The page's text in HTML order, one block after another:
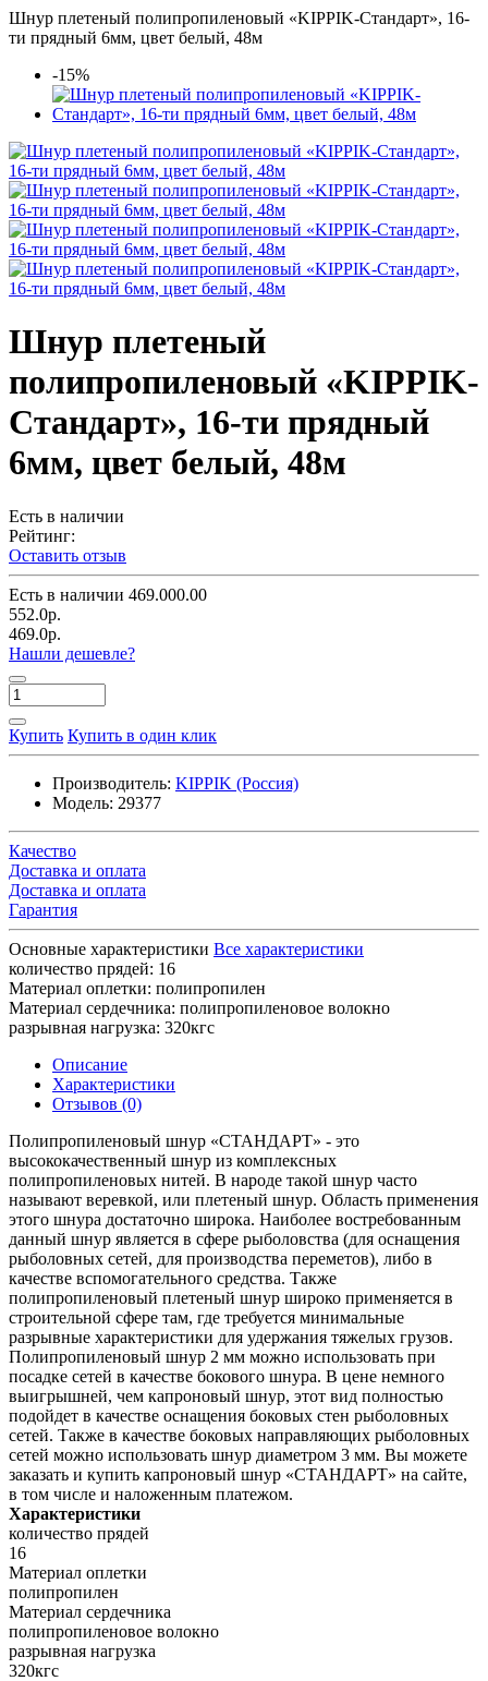
Шнур плетеный полипропиленовый «KIPPIK-Стандарт», 16-
ти прядный 6мм, цвет белый, 48м
-15%
Шнур плетеный
полипропиленовый «KIPPIK-
Стандарт», 16-ти прядный
6мм, цвет белый, 48м
Есть в наличии
Рейтинг:
Оставить отзыв
Есть в наличии 469.000.00
552.0р.
469.0р.
Нашли дешевле?
Купить Купить в один клик
Производитель: KIPPIK (Россия)
Модель: 29377
Качество
Доставка и оплата
Доставка и оплата
Гарантия
Основные характеристики Все характеристики
количество прядей: 16
Материал оплетки: полипропилен
Материал сердечника: полипропиленовое волокно
разрывная нагрузка: 320кгс
Описание
Характеристики
Отзывов (0)
Полипропиленовый шнур «СТАНДАРТ» - это
высококачественный шнур из комплексных
полипропиленовых нитей. В народе такой шнур часто
называют веревкой, или плетеный шнур. Область применения
этого шнура достаточно широка. Наиболее востребованным
данный шнур является в сфере рыболовства (для оснащения
рыболовных сетей, для производства переметов), либо в
качестве вспомогательного средства. Также
полипропиленовый плетеный шнур широко применяется в
строительной сфере там, где требуется минимальные
разрывные характеристики для удержания тяжелых грузов.
Полипропиленовый шнур 2 мм можно использовать при
посадке сетей в качестве бокового шнура. В цене немного
выигрышней, чем капроновый шнур, этот вид полностью
подойдет в качестве оснащения боковых стен рыболовных
сетей. Также в качестве боковых направляющих рыболовных
сетей можно использовать шнур диаметром 3 мм. Вы можете
заказать и купить капроновый шнур «СТАНДАРТ» на сайте,
в том числе и наложенным платежом.
Характеристики
количество прядей
16
Материал оплетки
полипропилен
Материал сердечника
полипропиленовое волокно
разрывная нагрузка
320кгс